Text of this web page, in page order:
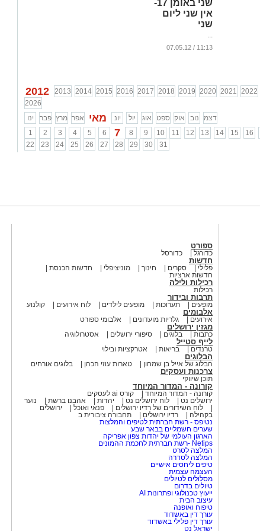
שני באומן 17-
אין שני ליום
שני
...
11:13 / 07.05.12
2012 2013 2014 2015 2016 2017 2018 2019 2020 2021 2022
2026
ינו
פבר מרץ אפר מאי יונ יול אוג ספט אוק נוב
דצמ
1
2 3 4 5 6 7 8 9 10 11 12 13 14 15 16
22
23 24 25 26 27 28 29 30 31
ספורט
כדורגל כדורסל
חדשות
פלילי סקרים חינוך מוניציפלי
חדשות הכנסת
חדשות ארציות
רכילות ולילה
רכילות
תרבות ובידור
מופעים תערוכות מופעים לילדים לוח אירועים קולנוע
אלבומים
אירועים גלריות מועדונים אלבומי ספורט
מגזין ירושלים
כתבות בלוגים סיפורי ירושלים אסטרולוגיה
לייף סטייל
טרנדים בריאות אטרקציות ובילוי
הבלוגים
הבלוג של אייל בן שמחון טארות עוזי הכהן בלוגים אורחים
צרכנות ועסקים
תוכן שיווקי
קורונה - המדור המיוחד
קורונה - המדור המיוחד
קורס ai לעסקים
ירושלים נט
לוח ירושלים נט יהדות אהבנו ברשת
נוער
לוח השידורים של רדיו ירושלים
פנאי ואוכל
ירושלים
בקהילה
רדיו ירושלים
תחבורה ציבורית ב
נטיפס - רשת חברתית לטיפים והמלצות
שערים חשמליים בבאר שבע
הארגון העולמי של יהדות צפון אפריקה
Netips -רשת חברתית לחכמת ההמונים
המלצה לסרט
המלצה לסדרה
טיפים ליחסים אישיים
העצמה עצמית
מסלולים לטיולים
טיולים בדרום
ייעוץ טכנולוגי ופתרונות AI
עיצוב הבית
טיפוח ואופנה
עורך דין באשדוד
עורך דין פלילי באשדוד
ישראל נט